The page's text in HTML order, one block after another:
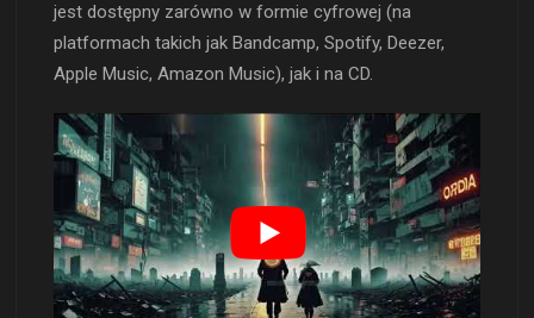
jest dostępny zarówno w formie cyfrowej (na
platformach takich jak Bandcamp, Spotify, Deezer,
Apple Music, Amazon Music), jak i na CD.